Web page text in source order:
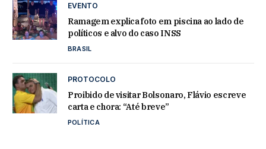
EVENTO
Ramagem explica foto em piscina ao lado de
políticos e alvo do caso INSS
BRASIL
PROTOCOLO
Proibido de visitar Bolsonaro, Flávio escreve
carta e chora: “Até breve”
POLÍTICA